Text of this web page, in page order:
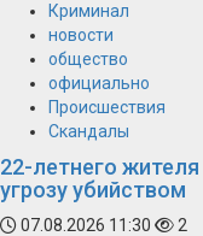
Криминал
новости
общество
официально
Происшествия
Скандалы
22-летнего
угрозу убийством
07.08.2026 11:30 2